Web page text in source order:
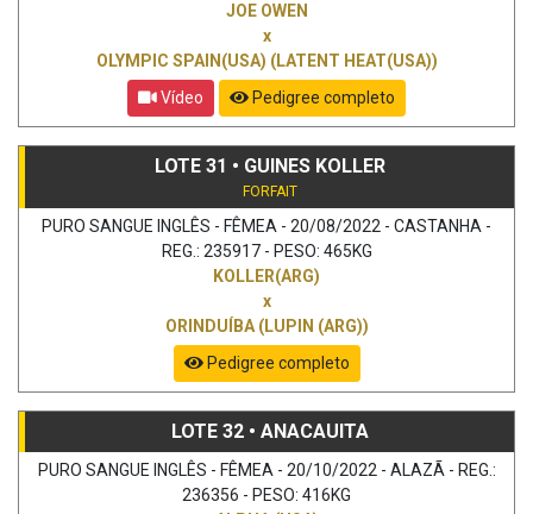
JOE OWEN
x
OLYMPIC SPAIN(USA) (LATENT HEAT(USA))
Vídeo
Pedigree completo
LOTE 31 • GUINES KOLLER
FORFAIT
PURO SANGUE INGLÊS - FÊMEA - 20/08/2022 - CASTANHA -
REG.: 235917 - PESO: 465KG
KOLLER(ARG)
x
ORINDUÍBA (LUPIN (ARG))
Pedigree completo
LOTE 32 • ANACAUITA
PURO SANGUE INGLÊS - FÊMEA - 20/10/2022 - ALAZÃ - REG.:
236356 - PESO: 416KG